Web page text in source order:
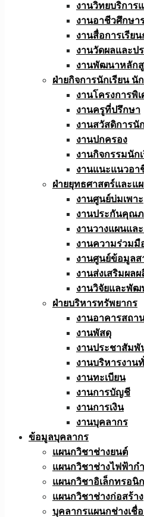
งานวิทยบริการ
งานอาชีวศึกษา
งานสื่อการเรีย
งานวัดผลและป
งานพัฒนาหลักสู
ฝ่ายกิจการนักเรียน นั
งานโครงการพิ
งานครูที่ปรึกษา
งานสวัสดิการนั
งานปกครอง
งานกิจกรรมนัก
งานแนะแนวอา
ฝ่ายยุทธศาสตร์และแ
งานศูนย์บ่มเพาะ
งานประกันคุณ
งานวางแผนแล
งานความร่วมมื
งานศูนย์ข้อมูลส
งานส่งเสริมผล
งานวิจัยและพัฒ
ฝ่ายบริหารทรัพยากร
งานอาคารสถา
งานพัสดุ
งานประชาสัมพั
งานบริหารงาน
งานทะเบียน
งานการบัญชี
งานการเงิน
งานบุคลากร
ข้อมูลบุคลากร
แผนกวิชาช่างยนต์
แผนกวิชาช่างไฟฟ้าก
แผนกวิชาอิเล็กทรอนิ
แผนกวิชาช่างก่อสร้าง
บุคลากรแผนกช่างเชื่